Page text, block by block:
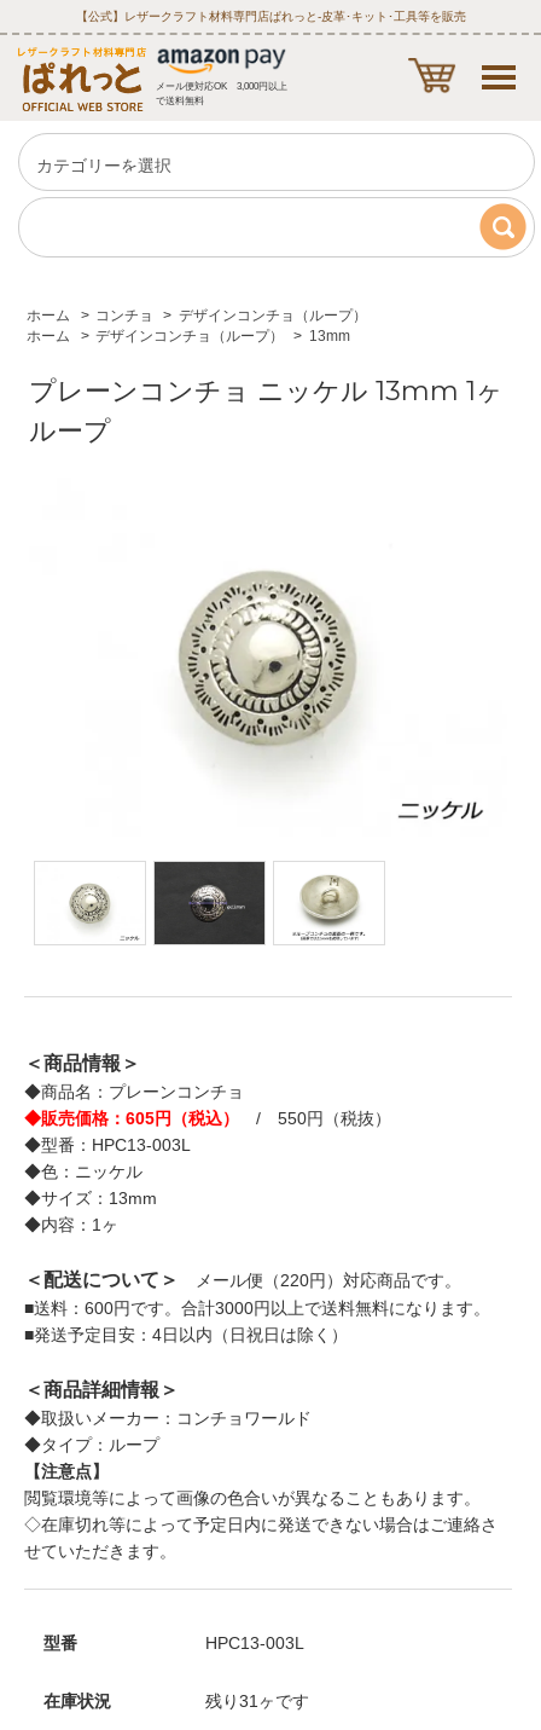
【公式】レザークラフト材料専門店ぱれっと‐皮革･キット･工具等を販売
メール便対応OK 3,000円以上
で送料無料
ホーム > コンチョ > デザインコンチョ（ループ）
ホーム
> デザインコンチョ（ループ） > 13mm
プレーンコンチョ ニッケル 13mm 1ヶ
ループ
＜商品情報＞
◆商品名：プレーンコンチョ
◆販売価格：605円（税込）
/ 550円（税抜）
◆型番：HPC13-003L
◆色：ニッケル
◆サイズ：13mm
◆内容：1ヶ
＜配送について＞
メール便（220円）対応商品です。
■送料：600円です。合計3000円以上で送料無料になります。
■発送予定目安：4日以内（日祝日は除く）
＜商品詳細情報＞
◆取扱いメーカー：コンチョワールド
◆タイプ：ループ
【注意点】
閲覧環境等によって画像の色合いが異なることもあります。
◇在庫切れ等によって予定日内に発送できない場合はご連絡さ
せていただきます。
型番 HPC13-003L
在庫状況 残り31ヶです